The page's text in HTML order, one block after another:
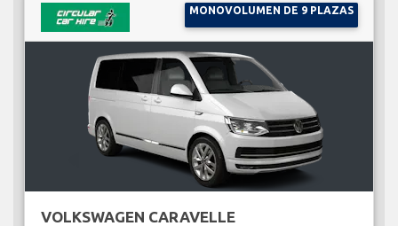
MONOVOLUMEN DE 9 PLAZAS
VOLKSWAGEN CARAVELLE